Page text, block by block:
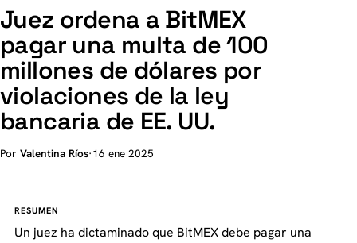
Juez ordena a BitMEX
pagar una multa de 100
millones de dólares por
violaciones de la ley
bancaria de EE. UU.
Por Valentina Ríos·16 ene 2025
RESUMEN
Un juez ha dictaminado que BitMEX debe pagar una